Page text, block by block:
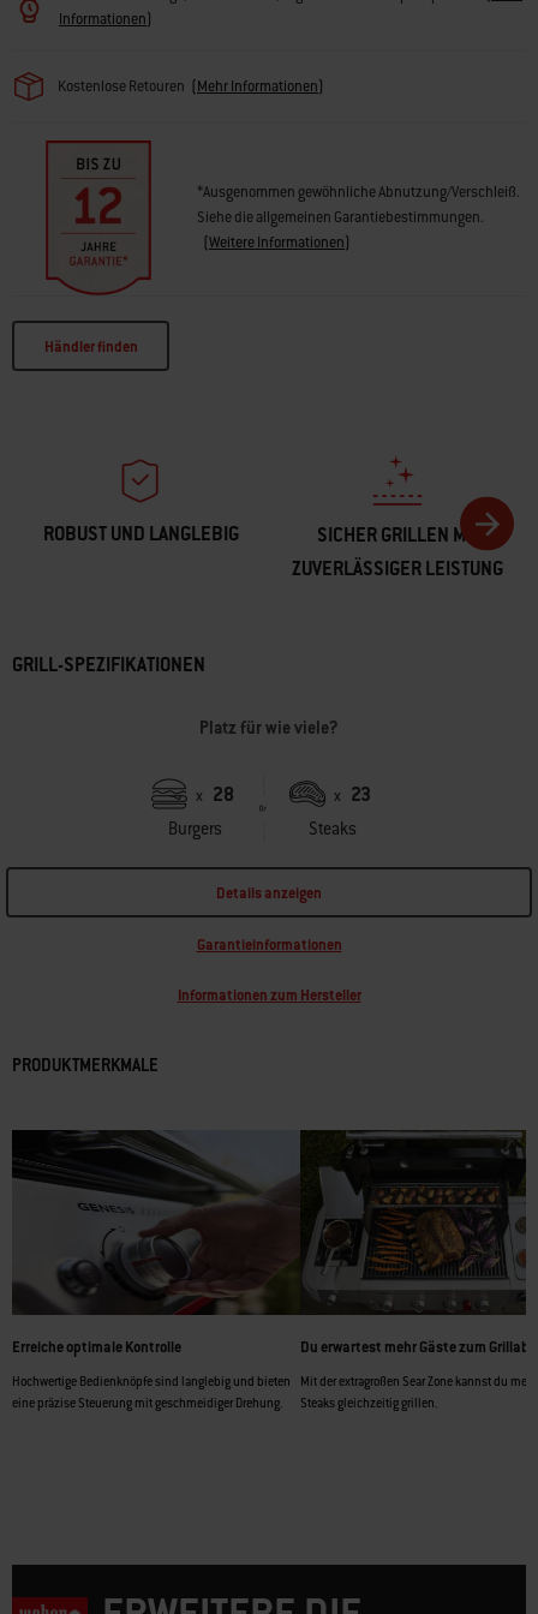
• Plancha-Einsatz (separat erhältlich) passt in den Grill
Informationen)
Kostenlose Retouren (Mehr Informationen)
*Ausgenommen gewöhnliche Abnutzung/Verschleiß.
Siehe die allgemeinen Garantiebestimmungen.
(Weitere Informationen)
Händler finden
ROBUST UND LANGLEBIG
SICHER GRILLEN MIT
ZUVERLÄSSIGER LEISTUNG
GRILL-SPEZIFIKATIONEN
Platz für wie viele?
x 28
Burgers
x 23
Steaks
Details anzeigen
Garantieinformationen
Informationen zum Hersteller
PRODUKTMERKMALE
Erreiche optimale Kontrolle
Hochwertige Bedienknöpfe sind langlebig und bieten
eine präzise Steuerung mit geschmeidiger Drehung.
Du erwartest mehr Gäste zum
Mit der extragroßen Sear Zone kannst du
Steaks gleichzeitig grillen.